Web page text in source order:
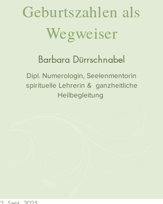
Geburtszahlen als
Wegweiser
Dipl. Numerologin, Seelenmentorin
spirituelle Lehrerin & ganzheitliche
Heilbegleitung
Barbara Dürrschnabel